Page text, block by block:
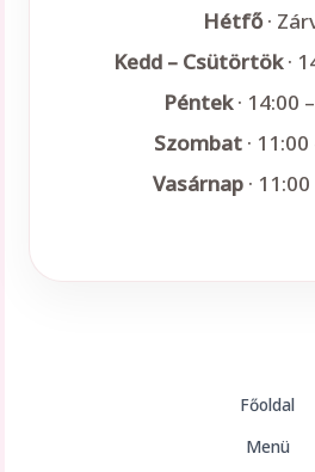
Hétfő·
Kedd – Csütörtök·
Péntek· 14:00
Szombat· 11:00
Vasárnap·
Főoldal
Menü